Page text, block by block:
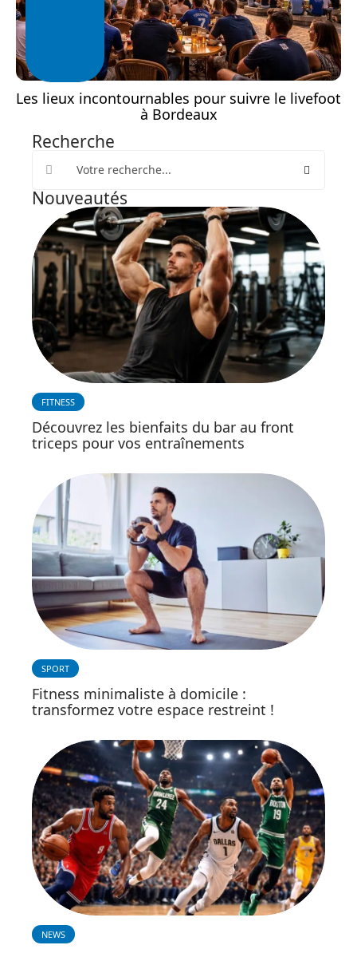
Les lieux incontournables pour suivre le livefoot
à Bordeaux
Recherche
Nouveautés
FITNESS
Découvrez les bienfaits du bar au front
triceps pour vos entraînements
SPORT
Fitness minimaliste à domicile :
transformez votre espace restreint !
NEWS